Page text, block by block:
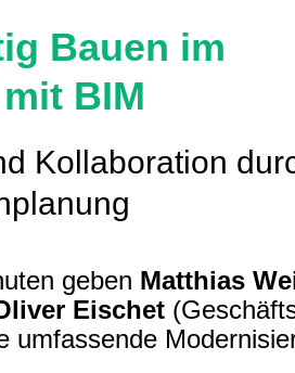
Bauen im
BIM
Kollaboration
geben Matthias
Eischet
umfassende